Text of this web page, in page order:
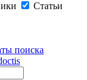
Статьи
поиска